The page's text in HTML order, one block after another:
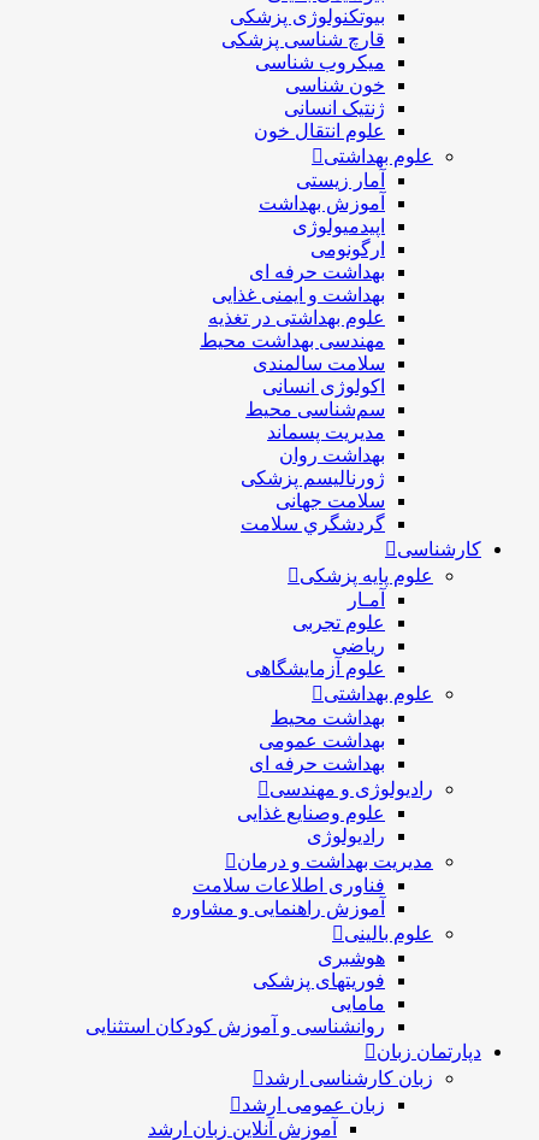
بیوتکنولوژی پزشکی
قارچ شناسی پزشکی
ميكروب شناسی
خون شناسی
ژنتیک انسانی
علوم انتقال خون
علوم بهداشتی
آمار زیستی
آموزش بهداشت
اپیدمیولوژی
ارگونومی
بهداشت حرفه ای
بهداشت و ایمنی غذایی
علوم بهداشتی در تغذیه
مهندسی بهداشت محيط
سلامت سالمندی
اکولوژی انسانی
سم‌شناسی محیط
مدیریت پسماند
بهداشت روان
ژورنالیسم پزشکی
سلامت جهانی
گردشگري سلامت
کارشناسی
علوم پایه پزشکی
آمـار
علوم تجربی
ریاضی
علوم آزمایشگاهی
علوم بهداشتی
بهداشت محیط
بهداشت عمومی
بهداشت حرفه ای
رادیولوژی و مهندسی
علوم وصنایع غذایی
رادیولوژی
مدیریت بهداشت و درمان
فناوری اطلاعات سلامت
آموزش راهنمایی و مشاوره
علوم بالینی
هوشبری
فوریتهای پزشکی
مامایی
روانشناسی و آموزش کودکان استثنایی
دپارتمان زبان
زبان کارشناسی ارشد
زبان عمومی ارشد
آموزش آنلاین زبان ارشد